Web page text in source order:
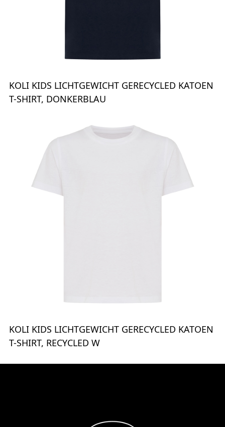
KOLI KIDS LICHTGEWICHT GERECYCLED KATOEN
T-SHIRT, DONKERBLAU
KOLI KIDS LICHTGEWICHT GERECYCLED KATOEN
T-SHIRT, RECYCLED W